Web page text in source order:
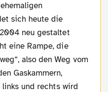
sich heute die
neu gestaltet
eine Rampe, die
also den Weg vom
Gaskammern,
und rechts wird